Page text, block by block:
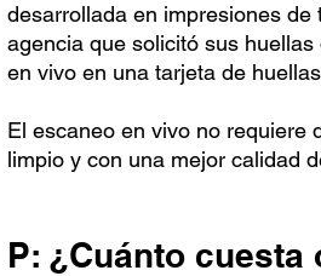
desarrollada en impresiones
agencia que solicitó sus
en vivo en una tarjeta de
El escaneo en vivo no requiere
limpio y con una mejor calidad
P: ¿Cuánto